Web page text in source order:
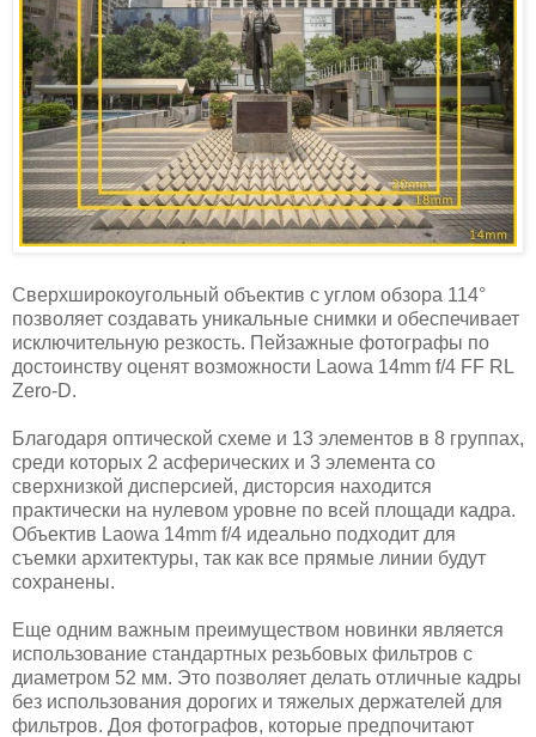
Сверхширокоугольный объектив с углом обзора 114°
позволяет создавать уникальные снимки и обеспечивает
исключительную резкость. Пейзажные фотографы по
достоинству оценят возможности Laowa 14mm f/4 FF RL
Zero-D.
Благодаря оптической схеме и 13 элементов в 8 группах,
среди которых 2 асферических и 3 элемента со
сверхнизкой дисперсией, дисторсия находится
практически на нулевом уровне по всей площади кадра.
Объектив Laowa 14mm f/4 идеально подходит для
съемки архитектуры, так как все прямые линии будут
сохранены.
Еще одним важным преимуществом новинки является
использование стандартных резьбовых фильтров с
диаметром 52 мм. Это позволяет делать отличные кадры
без использования дорогих и тяжелых держателей для
фильтров. Доя фотографов, которые предпочитают